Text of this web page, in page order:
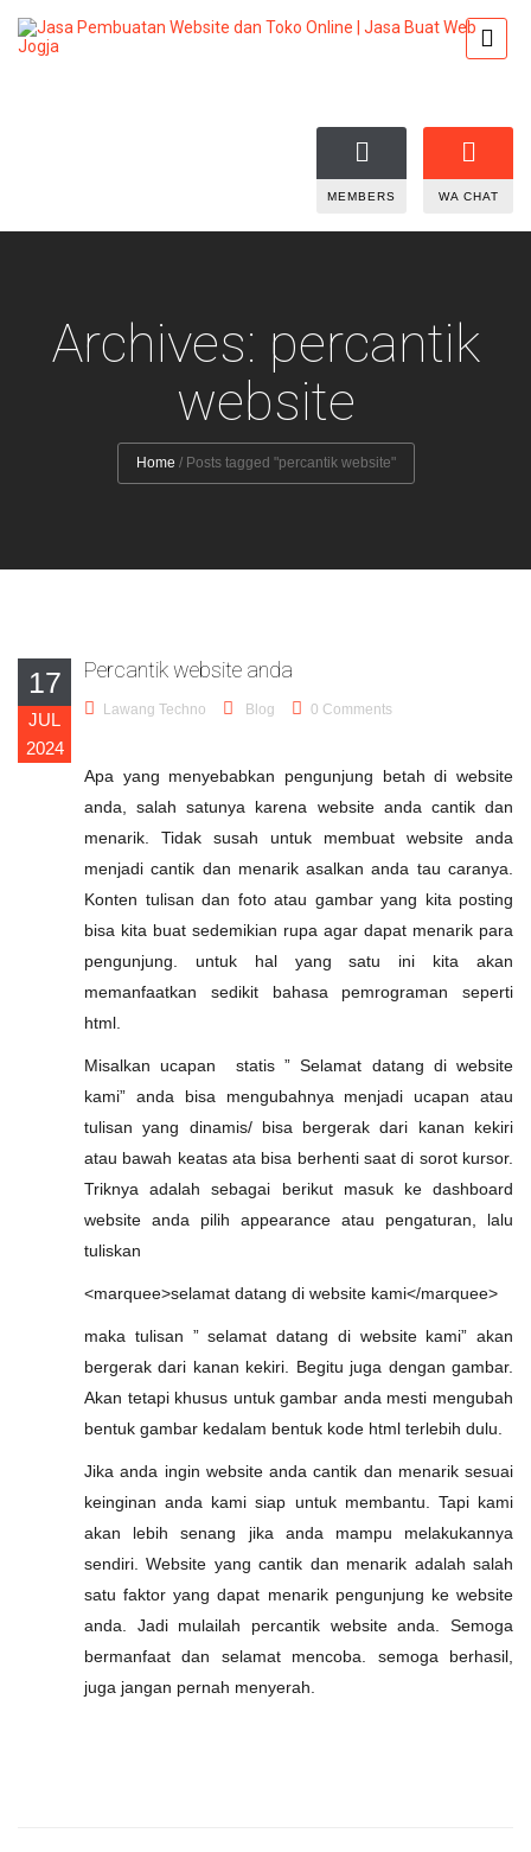
MEMBERS WA CHAT
Archives: percantik
website
Home / Posts tagged "percantik website"
17
JUL
2024
Percantik website anda
Lawang Techno Blog 0 Comments
Apa yang menyebabkan pengunjung betah di website
anda, salah satunya karena website anda cantik dan
menarik. Tidak susah untuk membuat website anda
menjadi cantik dan menarik asalkan anda tau caranya.
Konten tulisan dan foto atau gambar yang kita posting
bisa kita buat sedemikian rupa agar dapat menarik para
pengunjung. untuk hal yang satu ini kita akan
memanfaatkan sedikit bahasa pemrograman seperti
html.
Misalkan ucapan statis ” Selamat datang di website
kami” anda bisa mengubahnya menjadi ucapan atau
tulisan yang dinamis/ bisa bergerak dari kanan kekiri
atau bawah keatas ata bisa berhenti saat di sorot kursor.
Triknya adalah sebagai berikut masuk ke dashboard
website anda pilih appearance atau pengaturan, lalu
tuliskan
<marquee>selamat datang di website kami</marquee>
maka tulisan ” selamat datang di website kami” akan
bergerak dari kanan kekiri. Begitu juga dengan gambar.
Akan tetapi khusus untuk gambar anda mesti mengubah
bentuk gambar kedalam bentuk kode html terlebih dulu.
Jika anda ingin website anda cantik dan menarik sesuai
keinginan anda kami siap untuk membantu. Tapi kami
akan lebih senang jika anda mampu melakukannya
sendiri. Website yang cantik dan menarik adalah salah
satu faktor yang dapat menarik pengunjung ke website
anda. Jadi mulailah percantik website anda. Semoga
bermanfaat dan selamat mencoba. semoga berhasil,
juga jangan pernah menyerah.